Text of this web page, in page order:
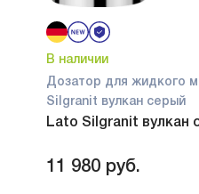
В наличии
Дозатор для жидкого
Silgranit вулкан серый
Lato Silgranit вулкан
11 980 руб.